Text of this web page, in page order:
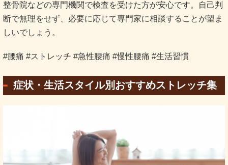
整骨院などの専門機関で検査を受けた方が安心です。自己判
断で無理をせず、必要に応じて専門家に相談することが望ま
しいでしょう。
#腰痛 #ストレッチ #急性腰痛 #慢性腰痛 #生活習慣
症状・生活スタイル別おすすめストレッチ集